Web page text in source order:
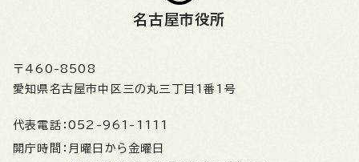
名古屋市役所
〒460-8508
愛知県名古屋市中区三の丸三丁目1番1号
代表電話： 052-961-1111
開庁時間： 月曜日から金曜日